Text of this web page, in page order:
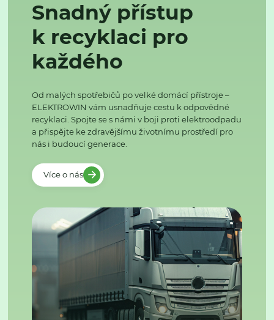
Snadný přístup
k recyklaci pro
každého
Od malých spotřebičů po velké domácí přístroje –
ELEKTROWIN vám usnadňuje cestu k odpovědné
recyklaci. Spojte se s námi v boji proti elektroodpadu
a přispějte ke zdravějšímu životnímu prostředí pro
nás i budoucí generace.
Více o nás